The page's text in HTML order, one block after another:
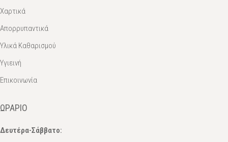
Χαρτικά
Απορρυπαντικά
Υλικά Καθαρισμού
Υγιεινή
Επικοινωνία
ΩΡΆΡΙΟ
Δευτέρα-Σάββατο: